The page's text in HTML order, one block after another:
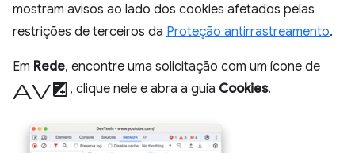
mostram avisos ao lado dos cookies afetados pelas
restrições de terceiros da Proteção antirrastreamento.
Em Rede, encontre uma solicitação com um ícone de
aviso , clique nele e abra a guia Cookies.